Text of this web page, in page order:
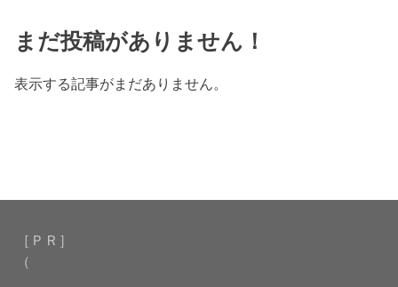
まだ投稿がありません！
表示する記事がまだありません。
［ＰＲ］
（